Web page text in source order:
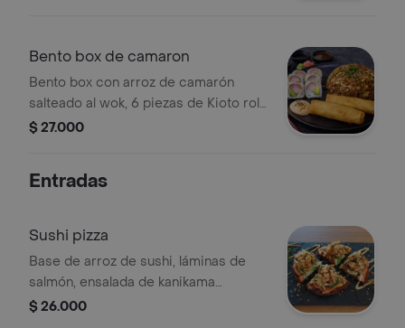
Bento box de camaron
Bento box con arroz de camarón
salteado al wok, 6 piezas de Kioto roll
y mas acompañamientos a eleccion.
$ 27.000
Entradas
Sushi pizza
Base de arroz de sushi, láminas de
salmón, ensalada de kanikama
(wakame, kanikama, camarón,
$ 26.000